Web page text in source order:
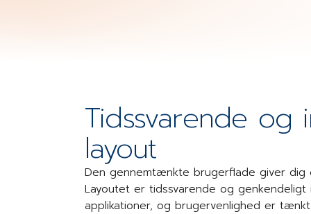
Tidssvarende og
layout
Den gennemtænkte brugerflade giver dig
Layoutet er tidssvarende og
applikationer, og brugervenlighed er